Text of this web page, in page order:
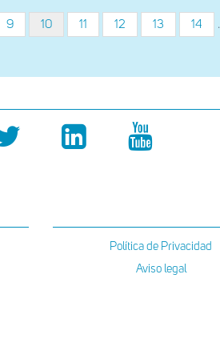
Página
9
Página
actual
10 Página
11 Página
12 Página
13 14
Política de Privacidad
Aviso legal